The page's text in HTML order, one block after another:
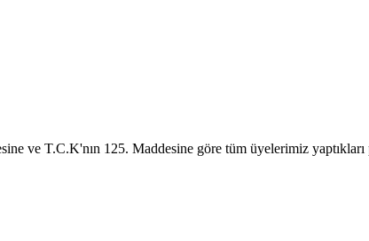
ve T.C.K'nın 125. Maddesine göre tüm üyelerimiz